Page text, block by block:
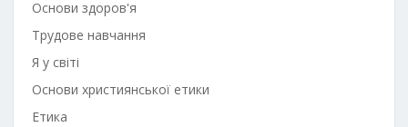
Основи здоров'я
Трудове навчання
Я у світі
Основи християнської етики
Етика